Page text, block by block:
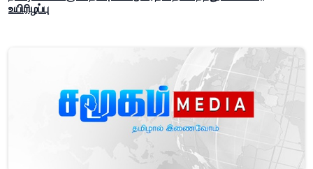
உயிரிழப்பு